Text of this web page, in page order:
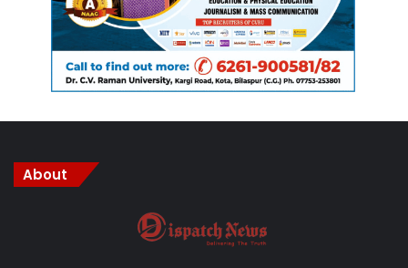
Manish Tiwari
About